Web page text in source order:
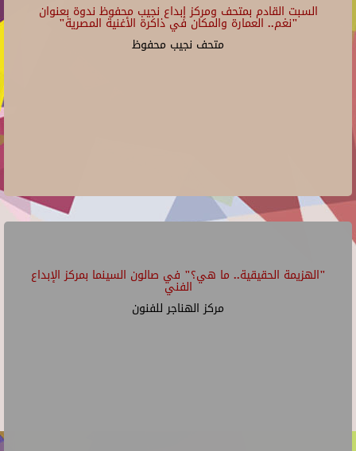
السبت القادم بمتحف ومركز إبداع نجيب محفوظ ندوة بعنوان
"نغم.. العمارة والمكان في ذاكرة الأغنية المصرية"
متحف نجيب محفوظ
"الهزيمة الحقيقية.. ما هي؟" في صالون السينما بمركز الإبداع
الفني
مركز الهناجر للفنون